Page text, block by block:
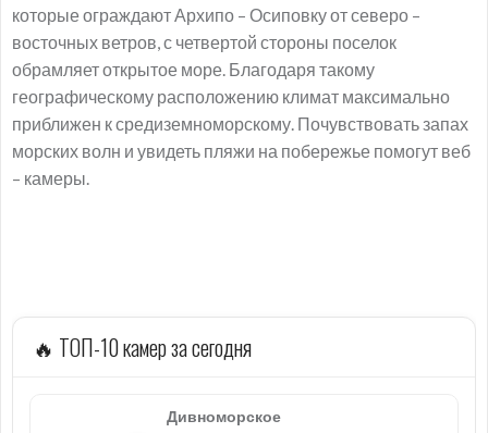
которые ограждают Архипо – Осиповку от северо –
восточных ветров, с четвертой стороны поселок
обрамляет открытое море. Благодаря такому
географическому расположению климат максимально
приближен к средиземноморскому. Почувствовать запах
морских волн и увидеть пляжи на побережье помогут веб
– камеры.
🔥 ТОП-10 камер за сегодня
Дивноморское